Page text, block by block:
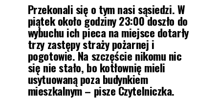
Przekonali się o tym nasi sąsiedzi. W
piątek około godziny 23:00 doszło do
wybuchu ich pieca na miejsce dotarły
trzy zastępy straży pożarnej i
pogotowie. Na szczęście nikomu nic
się nie stało, bo kotłownię mieli
usytuowaną poza budynkiem
mieszkalnym – pisze Czytelniczka.